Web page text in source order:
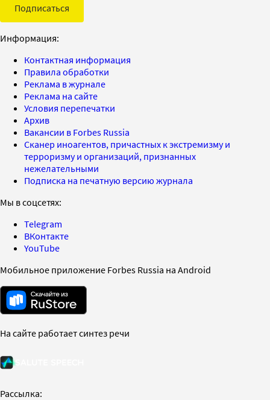
Подписаться
Информация:
Контактная информация
Правила обработки
Реклама в журнале
Реклама на сайте
Условия перепечатки
Архив
Вакансии в Forbes Russia
Сканер иноагентов, причастных к экстремизму и
терроризму и организаций, признанных
нежелательными
Подписка на печатную версию журнала
Мы в соцсетях:
Telegram
ВКонтакте
YouTube
Мобильное приложение Forbes Russia на Android
На сайте работает синтез речи
Рассылка: